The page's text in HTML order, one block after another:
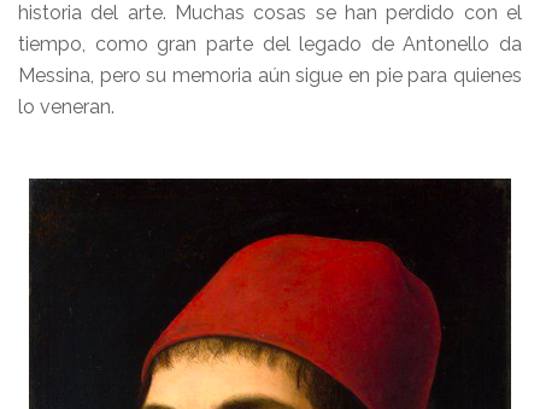
historia del arte. Muchas cosas se han perdido con el
tiempo, como gran parte del legado de Antonello da
Messina, pero su memoria aún sigue en pie para quienes
lo veneran.